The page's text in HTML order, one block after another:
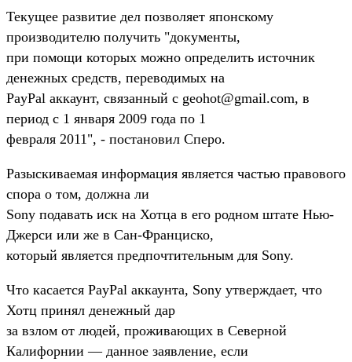
Текущее развитие дел позволяет японскому
производителю получить "документы,
при помощи которых можно определить источник
денежных средств, переводимых на
PayPal аккаунт, связанный с geohot@gmail.com, в
период с 1 января 2009 года по 1
февраля 2011", - постановил Сперо.
Разыскиваемая информация является частью правового
спора о том, должна ли
Sony подавать иск на Хотца в его родном штате Нью-
Джерси или же в Сан-Франциско,
который является предпочтительным для Sony.
Что касается PayPal аккаунта, Sony утверждает, что
Хотц принял денежный дар
за взлом от людей, проживающих в Северной
Калифорнии — данное заявление, если